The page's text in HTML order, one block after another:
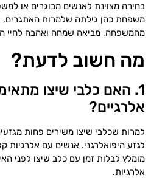
בחירה מצוינת לאנשים מבוגרים או
משפחת כהן גילתה שלמרות האתגרים,
מהמשפחה, מביאה שמחה ואהבה לחיי
מה חשוב לדעת?
1. האם כלבי שיצו
אלרגיים?
למרות שכלבי שיצו משירים פחות
לגזע היפואלרגני. אנשים עם
מומלץ לבלות זמן עם כלב שיצו לפני
אלרגיות.